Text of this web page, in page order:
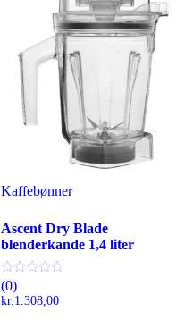
Kaffebønner
Ascent Dry Blade
blenderkande 1,4 liter
(0)
kr.1.308,00